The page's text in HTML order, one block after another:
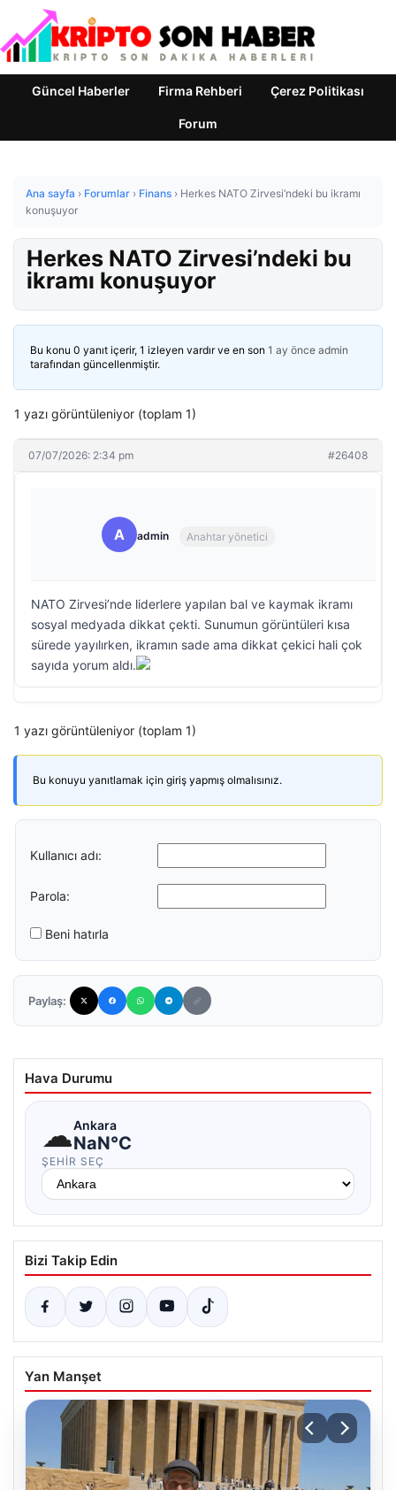
Güncel Haberler Firma Rehberi Çerez Politikası
Forum
Ana sayfa › Forumlar › Finans › Herkes NATO Zirvesi’ndeki bu ikramı
konuşuyor
Herkes NATO Zirvesi’ndeki bu
ikramı konuşuyor
Bu konu 0 yanıt içerir, 1 izleyen vardır ve en son 1 ay önce admin
tarafından güncellenmiştir.
1 yazı görüntüleniyor (toplam 1)
07/07/2026: 2:34 pm #26408
A admin Anahtar yönetici
NATO Zirvesi’nde liderlere yapılan bal ve kaymak ikramı
sosyal medyada dikkat çekti. Sunumun görüntüleri kısa
sürede yayılırken, ikramın sade ama dikkat çekici hali çok
sayıda yorum aldı.
1 yazı görüntüleniyor (toplam 1)
Bu konuyu yanıtlamak için giriş yapmış olmalısınız.
Kullanıcı adı:
Parola:
Beni hatırla
Paylaş:
Hava Durumu
☁Ankara
NaN°C
ŞEHIR SEÇ
Bizi Takip Edin
Yan Manşet